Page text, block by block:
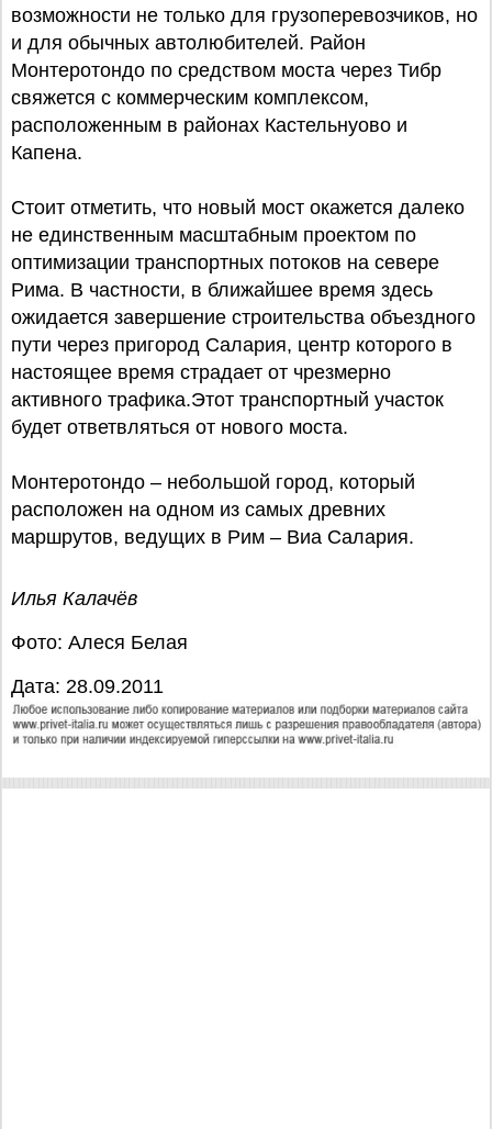
возможности не только для грузоперевозчиков, но
и для обычных автолюбителей. Район
Монтеротондо по средством моста через Тибр
свяжется с коммерческим комплексом,
расположенным в районах Кастельнуово и
Капена.
Стоит отметить, что новый мост окажется далеко
не единственным масштабным проектом по
оптимизации транспортных потоков на севере
Рима. В частности, в ближайшее время здесь
ожидается завершение строительства объездного
пути через пригород Салария, центр которого в
настоящее время страдает от чрезмерно
активного трафика.Этот транспортный участок
будет ответвляться от нового моста.
Монтеротондо – небольшой город, который
расположен на одном из самых древних
маршрутов, ведущих в Рим – Виа Салария.
Илья Калачёв
Фото: Алеся Белая
Дата: 28.09.2011